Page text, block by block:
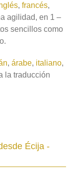
, francés,
agilidad, en 1 –
sencillos como
, árabe, italiano,
la traducción
Écija -